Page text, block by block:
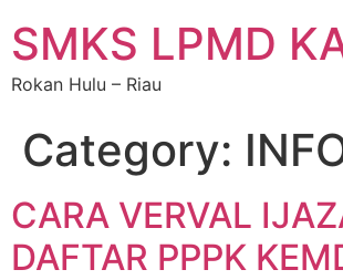
SMKS LPMD
Rokan Hulu – Riau
Category:
CARA VERVAL
DAFTAR PPPK